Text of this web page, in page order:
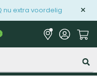
nu extra voordelig